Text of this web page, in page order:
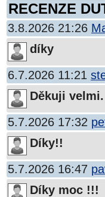
RECENZE
3.8.2026 21:26
díky
6.7.2026 11:21
Děkuji velmi.
5.7.2026 17:32
Díky!!
5.7.2026 16:47
Díky moc !!!